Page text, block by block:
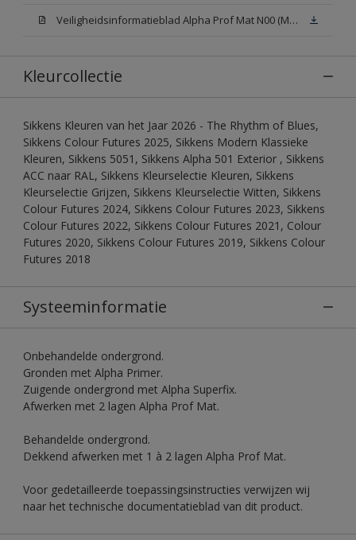
Veiligheidsinformatieblad Alpha Prof Mat N00 (MSDS)
Kleurcollectie
Sikkens Kleuren van het Jaar 2026 - The Rhythm of Blues,
Sikkens Colour Futures 2025, Sikkens Modern Klassieke
Kleuren, Sikkens 5051, Sikkens Alpha 501 Exterior , Sikkens
ACC naar RAL, Sikkens Kleurselectie Kleuren, Sikkens
Kleurselectie Grijzen, Sikkens Kleurselectie Witten, Sikkens
Colour Futures 2024, Sikkens Colour Futures 2023, Sikkens
Colour Futures 2022, Sikkens Colour Futures 2021, Colour
Futures 2020, Sikkens Colour Futures 2019, Sikkens Colour
Futures 2018
Systeeminformatie
Onbehandelde ondergrond.
Gronden met Alpha Primer.
Zuigende ondergrond met Alpha Superfix.
Afwerken met 2 lagen Alpha Prof Mat.
Behandelde ondergrond.
Dekkend afwerken met 1 à 2 lagen Alpha Prof Mat.
Voor gedetailleerde toepassingsinstructies verwijzen wij
naar het technische documentatieblad van dit product.